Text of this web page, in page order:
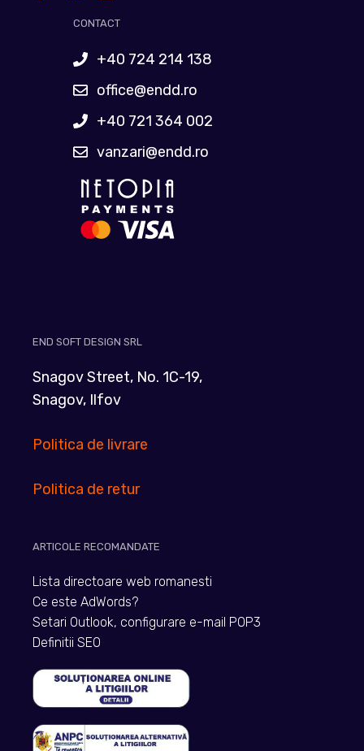
CONTACT
+40 724 214 138
office@endd.ro
+40 721 364 002
vanzari@endd.ro
END SOFT DESIGN SRL
Snagov Street, No. 1C-19,
Snagov, Ilfov
Politica de livrare
Politica de retur
ARTICOLE RECOMANDATE
Lista directoare web romanesti
Ce este AdWords?
Setari Outlook, configurare e-mail POP3
Definitii SEO